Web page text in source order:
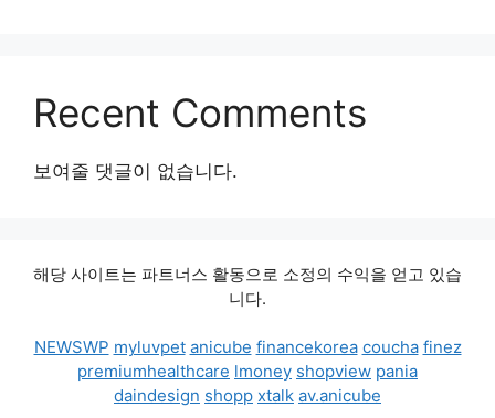
Recent Comments
보여줄 댓글이 없습니다.
해당 사이트는 파트너스 활동으로 소정의 수익을 얻고 있습
니다.
NEWSWP myluvpet anicube financekorea coucha finez
premiumhealthcare lmoney shopview pania
daindesign shopp xtalk av.anicube